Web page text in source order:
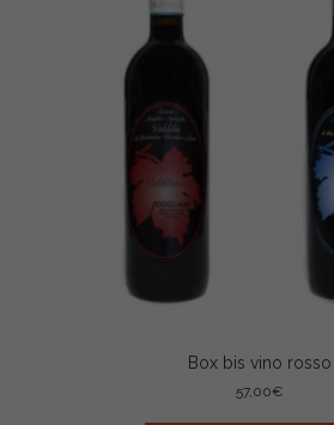
Box bis vino rosso
57,00€